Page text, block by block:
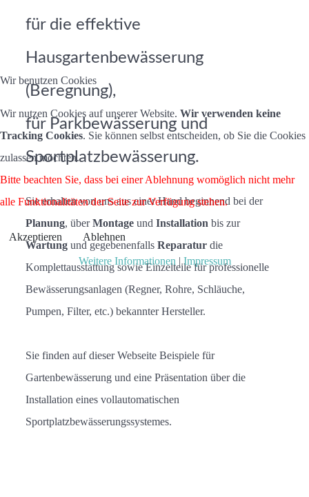
für die effektive
Hausgartenbewässerung
(Beregnung),
für Parkbewässerung und
Sportplatzbewässerung.
Sie erhalten von uns aus einer Hand beginnend bei der
Planung, überMontage und Installation bis zur
Wartung und gegebenenfalls Reparatur die
Komplettausstattung sowie Einzelteile für professionelle
Bewässerungsanlagen (Regner, Rohre, Schläuche,
Pumpen, Filter, etc.) bekannter Hersteller.
Sie finden auf dieser Webseite Beispiele für
Gartenbewässerung und eine Präsentation über die
Installation eines vollautomatischen
Sportplatzbewässerungssystemes.
Wir benutzen Cookies
Wir nutzen Cookies auf unserer Website. Wir verwenden keine
Tracking Cookies. Sie können selbst entscheiden, ob Sie die Cookies
zulassen möchten.
Bitte beachten Sie, dass bei einer Ablehnung womöglich nicht mehr
alle Funktionalitäten der Seite zur Verfügung stehen.
Akzeptieren Ablehnen
Weitere Informationen |Impressum